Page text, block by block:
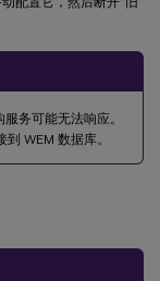
务可能无法响应。
WEM 数据库。